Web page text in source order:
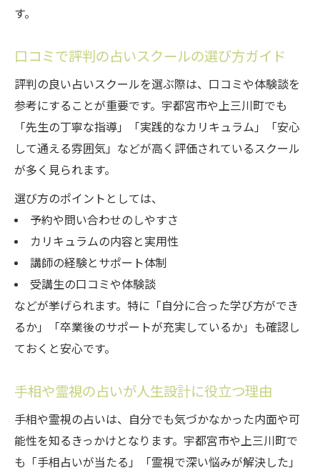
す。
口コミで評判の占いスクールの選び方ガイド
評判の良い占いスクールを選ぶ際は、口コミや体験談を
参考にすることが重要です。宇都宮市や上三川町でも
「先生の丁寧な指導」「実践的なカリキュラム」「安心
して通える雰囲気」などが高く評価されているスクール
が多く見られます。
選び方のポイントとしては、
予約や問い合わせのしやすさ
カリキュラムの内容と実用性
講師の経験とサポート体制
受講生の口コミや体験談
などが挙げられます。特に「自分に合った学び方ができ
るか」「卒業後のサポートが充実しているか」も確認し
ておくと安心です。
手相や霊視の占いが人生設計に役立つ理由
手相や霊視の占いは、自分でも気づかなかった内面や可
能性を知るきっかけとなります。宇都宮市や上三川町で
も「手相占いが当たる」「霊視で深い悩みが解決した」